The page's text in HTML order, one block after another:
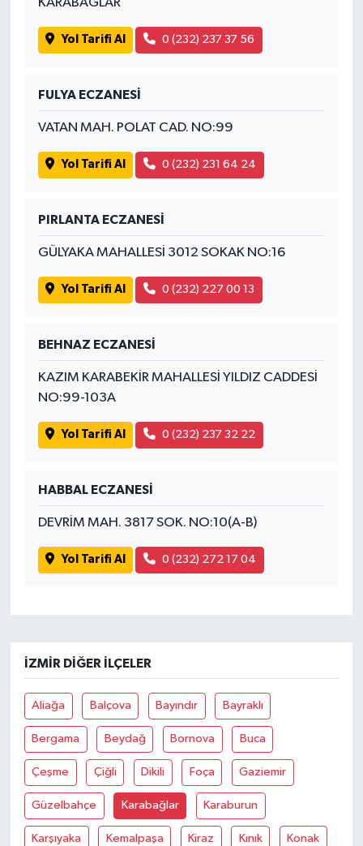
KARABAĞLAR
Yol Tarifi Al 0 (232) 237 37 56
FULYA ECZANESİ
VATAN MAH. POLAT CAD. NO:99
Yol Tarifi Al 0 (232) 231 64 24
PIRLANTA ECZANESİ
GÜLYAKA MAHALLESİ 3012 SOKAK NO:16
Yol Tarifi Al 0 (232) 227 00 13
BEHNAZ ECZANESİ
KAZIM KARABEKİR MAHALLESİ YILDIZ CADDESİ
NO:99-103A
Yol Tarifi Al 0 (232) 237 32 22
HABBAL ECZANESİ
DEVRİM MAH. 3817 SOK. NO:10(A-B)
Yol Tarifi Al 0 (232) 272 17 04
İZMIR DIĞER İLÇELER
Aliağa Balçova Bayındır Bayraklı
Bergama Beydağ Bornova Buca
Çeşme Çiğli Dikili Foça Gaziemir
Güzelbahçe Karabağlar Karaburun
Karşıyaka Kemalpaşa Kiraz Kınık Konak